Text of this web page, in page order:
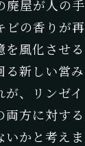
廃屋が人の
ビの香りが
を風化させ
る新しい営
が、リンゼ
両方に対す
かと考えま